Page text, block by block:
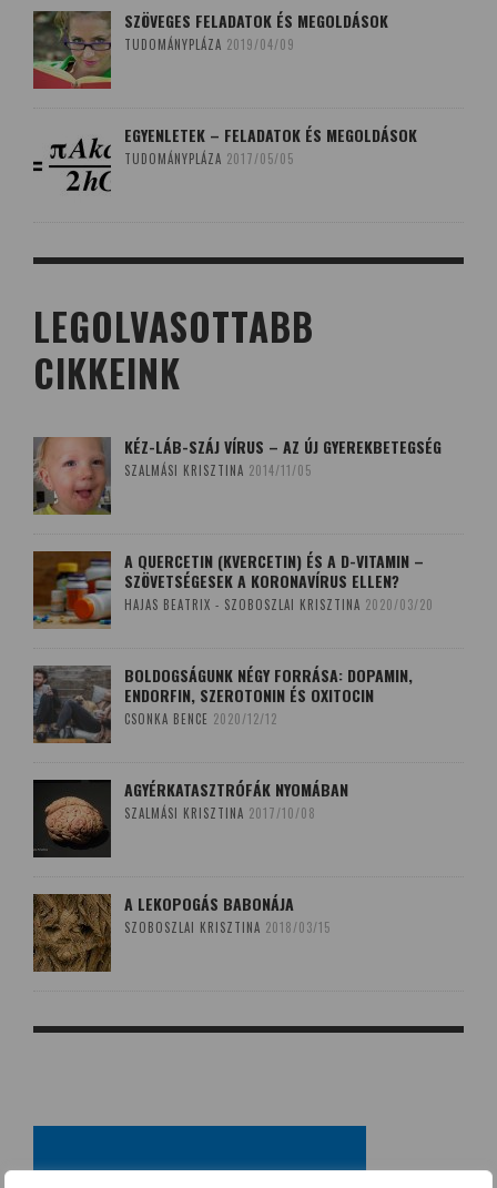
SZÖVEGES FELADATOK ÉS MEGOLDÁSOK
TUDOMÁNYPLÁZA 2019/04/09
EGYENLETEK – FELADATOK ÉS MEGOLDÁSOK
TUDOMÁNYPLÁZA 2017/05/05
LEGOLVASOTTABB
CIKKEINK
KÉZ-LÁB-SZÁJ VÍRUS – AZ ÚJ GYEREKBETEGSÉG
SZALMÁSI KRISZTINA 2014/11/05
A QUERCETIN (KVERCETIN) ÉS A D-VITAMIN –
SZÖVETSÉGESEK A KORONAVÍRUS ELLEN?
HAJAS BEATRIX - SZOBOSZLAI KRISZTINA 2020/03/20
BOLDOGSÁGUNK NÉGY FORRÁSA: DOPAMIN,
ENDORFIN, SZEROTONIN ÉS OXITOCIN
CSONKA BENCE 2020/12/12
AGYÉRKATASZTRÓFÁK NYOMÁBAN
SZALMÁSI KRISZTINA 2017/10/08
A LEKOPOGÁS BABONÁJA
SZOBOSZLAI KRISZTINA 2018/03/15